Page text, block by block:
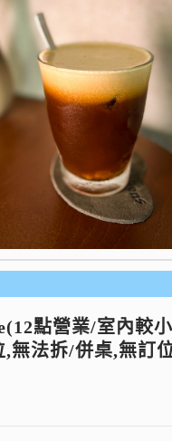
點營業/室內較
,無法拆/併桌,無訂